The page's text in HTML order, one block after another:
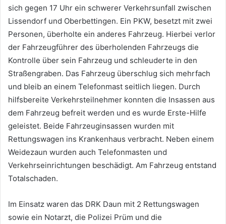
sich gegen 17 Uhr ein schwerer Verkehrsunfall zwischen
Lissendorf und Oberbettingen. Ein PKW, besetzt mit zwei
Personen, überholte ein anderes Fahrzeug. Hierbei verlor
der Fahrzeugführer des überholenden Fahrzeugs die
Kontrolle über sein Fahrzeug und schleuderte in den
Straßengraben. Das Fahrzeug überschlug sich mehrfach
und bleib an einem Telefonmast seitlich liegen. Durch
hilfsbereite Verkehrsteilnehmer konnten die Insassen aus
dem Fahrzeug befreit werden und es wurde Erste-Hilfe
geleistet. Beide Fahrzeuginsassen wurden mit
Rettungswagen ins Krankenhaus verbracht. Neben einem
Weidezaun wurden auch Telefonmasten und
Verkehrseinrichtungen beschädigt. Am Fahrzeug entstand
Totalschaden.
Im Einsatz waren das DRK Daun mit 2 Rettungswagen
sowie ein Notarzt, die Polizei Prüm und die